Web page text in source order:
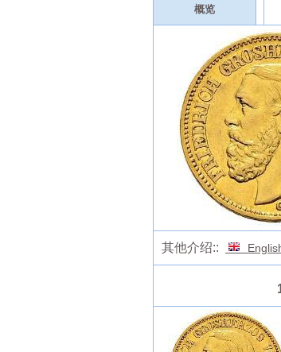
概览
其他介绍::